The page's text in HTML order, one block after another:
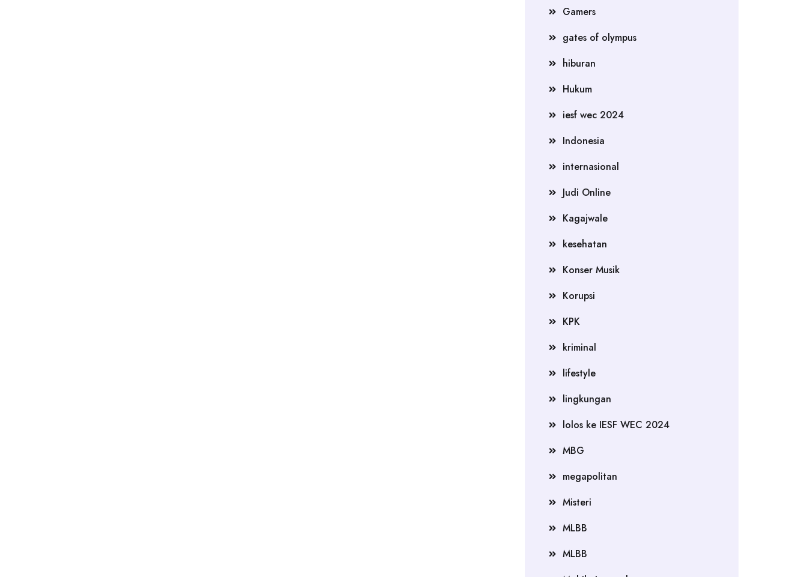
Gamers
gates of olympus
hiburan
Hukum
iesf wec 2024
Indonesia
internasional
Judi Online
Kagajwale
kesehatan
Konser Musik
Korupsi
KPK
kriminal
lifestyle
lingkungan
lolos ke IESF WEC 2024
MBG
megapolitan
Misteri
MLBB
MLBB